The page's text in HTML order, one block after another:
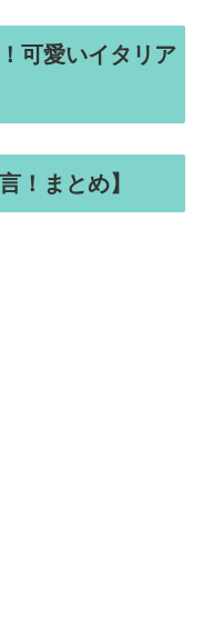
可愛いイタリア
！まとめ】